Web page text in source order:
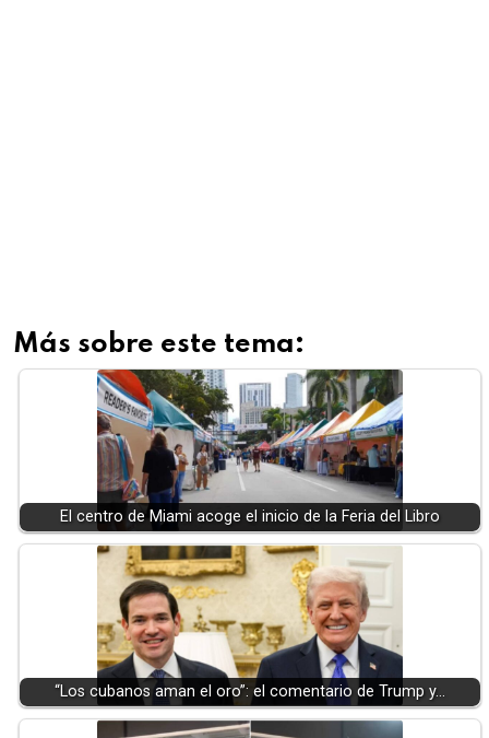
Más sobre este tema:
El centro de Miami acoge el inicio de la Feria del Libro
“Los cubanos aman el oro”: el comentario de Trump y…